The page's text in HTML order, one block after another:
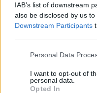
IAB’s list of downstream
also be disclosed by us
Downstream Participants
Personal Data
I want to opt-out of
personal data.
Opted In